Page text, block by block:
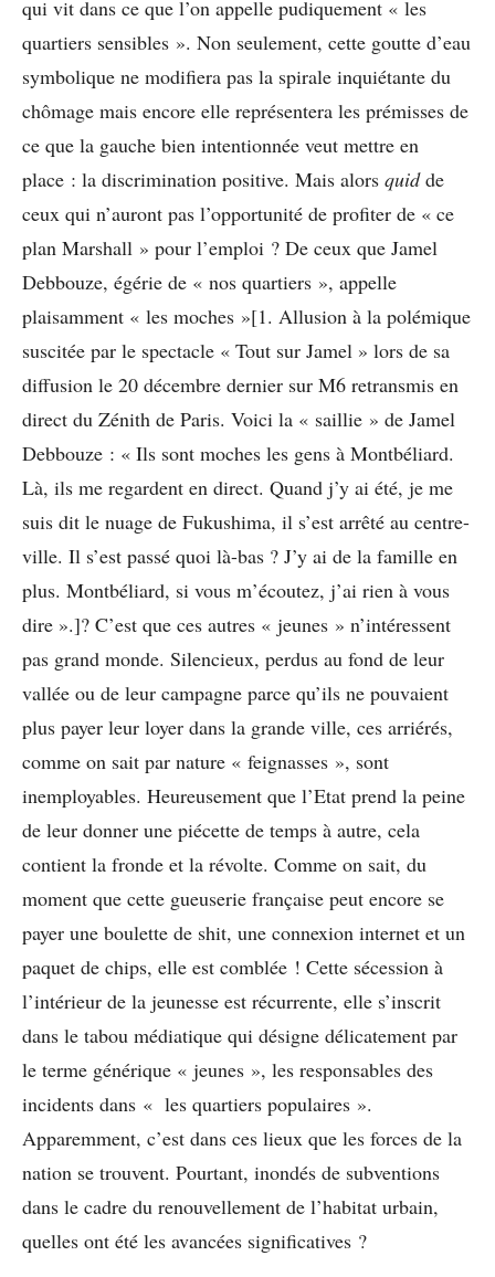
qui vit dans ce que l’on appelle pudiquement « les
quartiers sensibles ». Non seulement, cette goutte d’eau
symbolique ne modifiera pas la spirale inquiétante du
chômage mais encore elle représentera les prémisses de
ce que la gauche bien intentionnée veut mettre en
place : la discrimination positive. Mais alors quidde
ceux qui n’auront pas l’opportunité de profiter de « ce
plan Marshall » pour l’emploi ? De ceux que Jamel
Debbouze, égérie de « nos quartiers », appelle
plaisamment « les moches »[1. Allusion à la polémique
suscitée par le spectacle « Tout sur Jamel » lors de sa
diffusion le 20 décembre dernier sur M6 retransmis en
direct du Zénith de Paris. Voici la « saillie » de Jamel
Debbouze : « Ils sont moches les gens à Montbéliard.
Là, ils me regardent en direct. Quand j’y ai été, je me
suis dit le nuage de Fukushima, il s’est arrêté au centre-
ville. Il s’est passé quoi là-bas ? J’y ai de la famille en
plus. Montbéliard, si vous m’écoutez, j’ai rien à vous
dire ».]? C’est que ces autres « jeunes » n’intéressent
pas grand monde. Silencieux, perdus au fond de leur
vallée ou de leur campagne parce qu’ils ne pouvaient
plus payer leur loyer dans la grande ville, ces arriérés,
comme on sait par nature « feignasses », sont
inemployables. Heureusement que l’Etat prend la peine
de leur donner une piécette de temps à autre, cela
contient la fronde et la révolte. Comme on sait, du
moment que cette gueuserie française peut encore se
payer une boulette de shit, une connexion internet et un
paquet de chips, elle est comblée ! Cette sécession à
l’intérieur de la jeunesse est récurrente, elle s’inscrit
dans le tabou médiatique qui désigne délicatement par
le terme générique « jeunes », les responsables des
incidents dans « les quartiers populaires ».
Apparemment, c’est dans ces lieux que les forces de la
nation se trouvent. Pourtant, inondés de subventions
dans le cadre du renouvellement de l’habitat urbain,
quelles ont été les avancées significatives ?